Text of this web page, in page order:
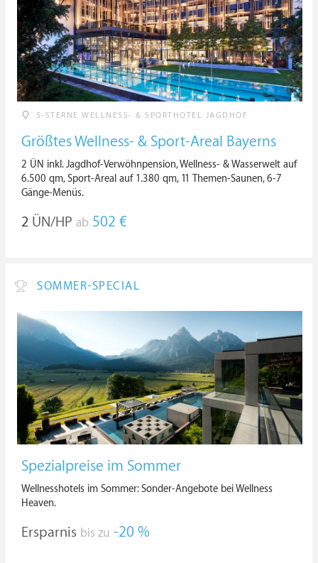
5-STERNE WELLNESS- & SPORTHOTEL JAGDHOF
Größtes Wellness- & Sport-Areal Bayerns
2 ÜN inkl. Jagdhof-Verwöhnpension, Wellness- & Wasserwelt auf
6.500 qm, Sport-Areal auf 1.380 qm, 11 Themen-Saunen, 6-7
Gänge-Menüs.
2 ÜN/HP ab 502 €
SOMMER-SPECIAL
Spezialpreise im Sommer
Wellnesshotels im Sommer: Sonder-Angebote bei Wellness
Heaven.
Ersparnis bis zu -20 %